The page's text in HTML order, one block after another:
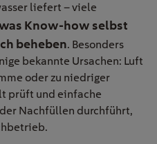
liefert – viele
Know-how selbst
beheben. Besonders
bekannte Ursachen: Luft
oder zu niedriger
prüft und einfache
Nachfüllen durchführt,